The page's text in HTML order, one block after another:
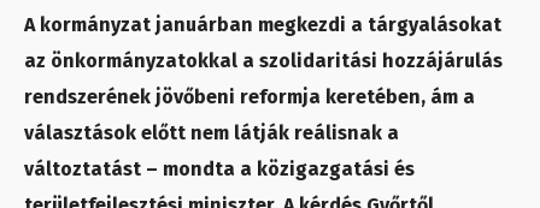
A kormányzat januárban megkezdi a tárgyalásokat
az önkormányzatokkal a szolidaritási hozzájárulás
rendszerének jövőbeni reformja keretében, ám a
választások előtt nem látják reálisnak a
változtatást – mondta a közigazgatási és